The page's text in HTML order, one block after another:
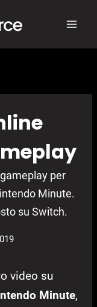
per
Minute.
su Switch.
video su
Minute,